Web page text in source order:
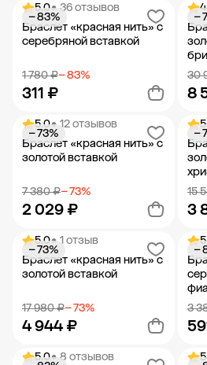
Добавить в корзину
5.0• 36 отзывов
Браслет «красная нить» с
серебряной вставкой
1 780 ₽− 83%
311 ₽
− 83%
Добавить в корзину
30
8
−
5.0• 12 отзывов
Браслет «красная нить» с
золотой вставкой
7 380 ₽− 73%
2 029 ₽
− 73%
Добавить в корзину
15
3
−
5.0• 1 отзыв
Браслет «красная нить» с
золотой вставкой
17 980 ₽− 73%
4 944 ₽
− 73%
3
−
5.0• 8 отзывов